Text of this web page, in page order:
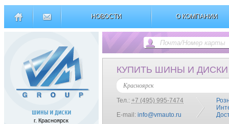
НОВОСТИ О КОМПАНИИ
г. Красноярск
КУПИТЬ ШИНЫ И ДИСКИ
Красноярск
Тел.: +7 (495) 995-7474
E-mail: info@vmauto.ru